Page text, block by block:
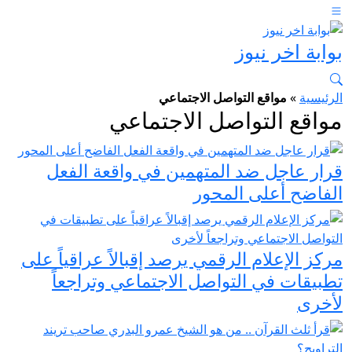
بوابة اخر نيوز
الرئيسية » مواقع التواصل الاجتماعي
مواقع التواصل الاجتماعي
قرار عاجل ضد المتهمين في واقعة الفعل
الفاضح أعلى المحور
مركز الإعلام الرقمي يرصد إقبالاً عراقياً على
تطبيقات في التواصل الاجتماعي وتراجعاً
لأخرى